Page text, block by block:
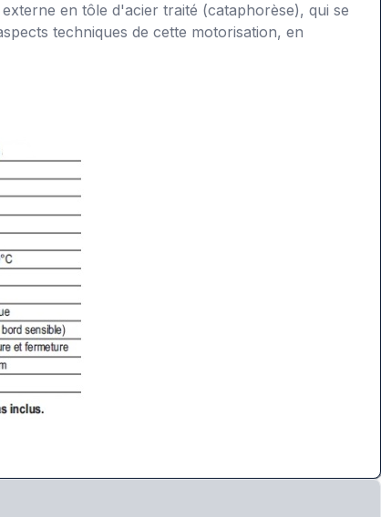
en tôle d'acier traité (cataphorèse), qui se
techniques de cette motorisation, en